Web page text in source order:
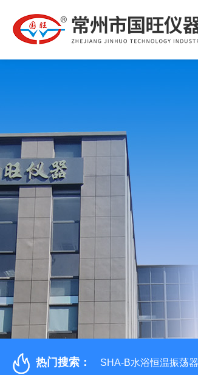
热门搜索： SHA-B水浴恒温振荡